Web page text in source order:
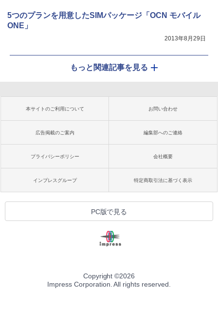
5つのプランを用意したSIMパッケージ「OCN モバイル
ONE」
2013年8月29日
もっと関連記事を見る
本サイトのご利用について お問い合わせ
広告掲載のご案内 編集部へのご連絡
プライバシーポリシー 会社概要
インプレスグループ 特定商取引法に基づく表示
PC版で見る
Copyright ©2026
Impress Corporation. All rights reserved.